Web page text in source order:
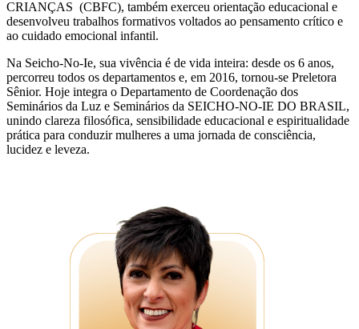
CRIANÇAS (CBFC), também exerceu orientação educacional e
desenvolveu trabalhos formativos voltados ao pensamento crítico e
ao cuidado emocional infantil.
Na Seicho-No-Ie, sua vivência é de vida inteira: desde os 6 anos,
percorreu todos os departamentos e, em 2016, tornou-se Preletora
Sênior. Hoje integra o Departamento de Coordenação dos
Seminários da Luz e Seminários da SEICHO-NO-IE DO BRASIL,
unindo clareza filosófica, sensibilidade educacional e espiritualidade
prática para conduzir mulheres a uma jornada de consciência,
lucidez e leveza.